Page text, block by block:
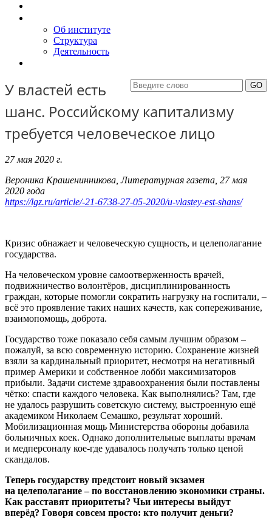
Об институте
Структура
Деятельность
У властей есть
шанс. Российскому капитализму
требуется человеческое лицо
27 мая 2020 г.
Вероника Крашенинникова, Литературная газета, 27 мая
2020 года
https://lgz.ru/article/-21-6738-27-05-2020/u-vlastey-est-shans/
Кризис обнажает и человеческую сущность, и целеполагание
государства.
На человеческом уровне самоотверженность врачей,
подвижничество волонтёров, дисциплинированность
граждан, которые помогли сократить нагрузку на госпитали, –
всё это проявление таких наших качеств, как сопереживание,
взаимопомощь, доброта.
Государство тоже показало себя самым лучшим образом –
пожалуй, за всю современную историю. Сохранение жизней
взяли за кардинальный приоритет, несмотря на негативный
пример Америки и собственное лобби максимизаторов
прибыли. Задачи системе здравоохранения были поставлены
чётко: спасти каждого человека. Как выполнялись? Там, где
не удалось разрушить советскую систему, выстроенную ещё
академиком Николаем Семашко, результат хороший.
Мобилизационная мощь Министерства обороны добавила
больничных коек. Однако дополнительные выплаты врачам
и медперсоналу кое-где удавалось получать только ценой
скандалов.
Теперь государству предстоит новый экзамен
на целеполагание – по восстановлению экономики страны.
Как расставят приоритеты? Чьи интересы выйдут
вперёд? Говоря совсем просто: кто получит деньги?